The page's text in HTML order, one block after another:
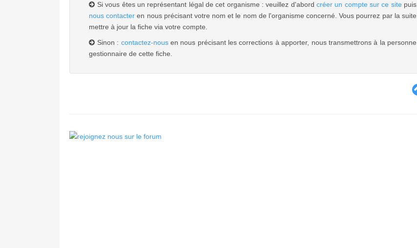
Si vous êtes un représentant légal de cet organisme : veuillez d'abord créer un compte sur ce sitepuis
nous contacter en nous précisant votre nom et le nom de l'organisme concerné. Vous pourrez par la suite
mettre à jour la fiche via votre compte.
Sinon : contactez-nousen nous précisant les corrections à apporter, nous transmettrons à la personne
gestionnaire de cette fiche.